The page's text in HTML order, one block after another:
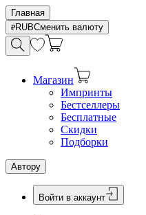
Главная
RUBСменить валюту
Магазин
Импринты
Бестселлеры
Бесплатные
Скидки
Подборки
Автору
Войти в аккаунт